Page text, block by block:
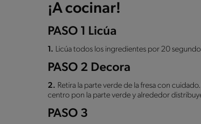
¡A cocinar!
PASO 1 Licúa
1. Licúa todos los ingredientes por 20
PASO 2 Decora
2. Retira la parte verde de la fresa con
centro pon la parte verde y alrededor
PASO 3